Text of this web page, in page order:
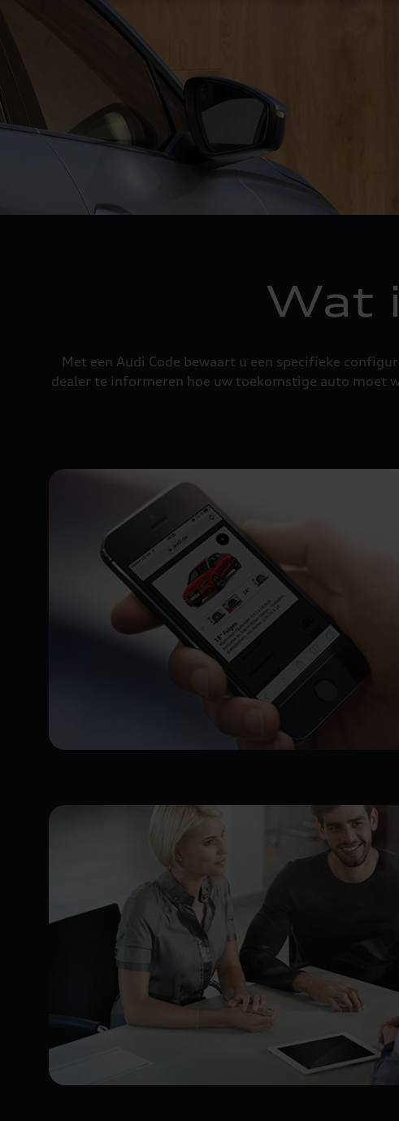
Wat
Met een Audi Code bewaart u een specifieke
dealer te informeren hoe uw toekomstige auto moet